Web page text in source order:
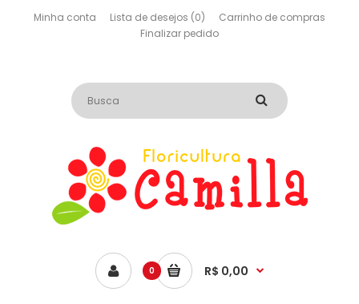
Minha conta Lista de desejos (0)
Carrinho de compras
Finalizar pedido
0 R$ 0,00